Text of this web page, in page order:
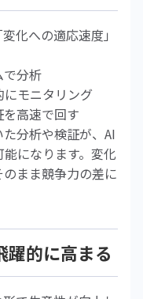
化への適応速度」
で分析
モニタリング
高速で回す
分析や検証が、AI
になります。変化
まま競争力の差に
的に高まる